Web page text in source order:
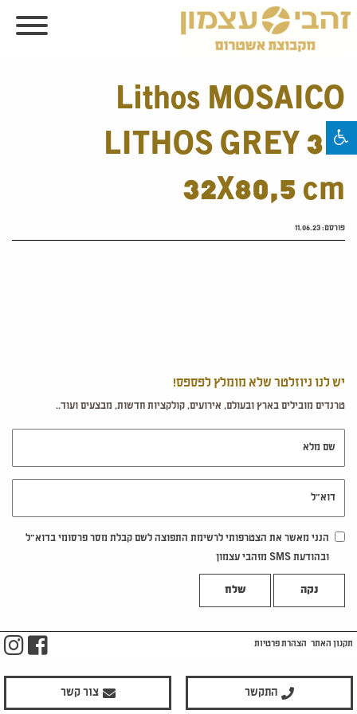
Lithos MOSAICO
LITHOS GREY 3D
32X80,5 cm
פורסם:11.06.23
יש לנו ניוזלטר שלא מומלץ לפספס!
טרנדים מובילים בארץ ובעולם, אירועים, קולקציות חדשות, מבצעים ועוד..
הנני מאשר את הצטרפותי לרשימת התפוצה לשם קבלת מסר פרסומי בדוא"ל
ובהודעת SMS מזהבי עצמון
נקה
התקשר צור קשר
תקנון האתר הצהרת פרטיות